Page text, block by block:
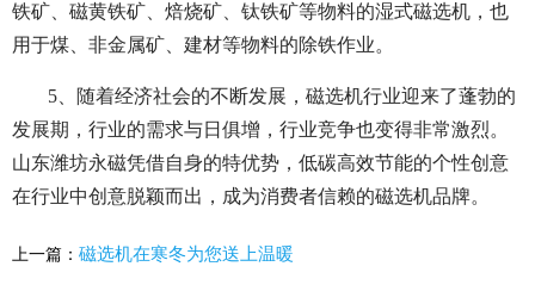
铁矿、磁黄铁矿、焙烧矿、钛铁矿等物料的湿式磁选机，也
用于煤、非金属矿、建材等物料的除铁作业。
5、随着经济社会的不断发展，磁选机行业迎来了蓬勃的
发展期，行业的需求与日俱增，行业竞争也变得非常激烈。
山东潍坊永磁凭借自身的特优势，低碳高效节能的个性创意
在行业中创意脱颖而出，成为消费者信赖的磁选机品牌。
上一篇： 磁选机在寒冬为您送上温暖